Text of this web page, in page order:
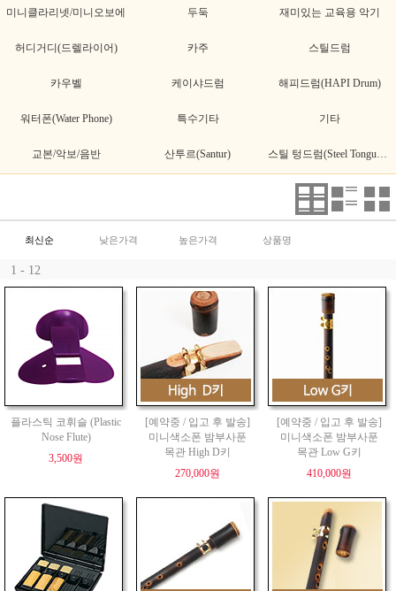
미니클라리넷/미니오보에 두둑 재미있는 교육용 악기
허디거디(드렐라이어) 카주 스틸드럼
카우벨 케이샤드럼 해피드럼(HAPI Drum)
워터폰(Water Phone) 특수기타 기타
교본/악보/음반 산투르(Santur)
최신순 낮은가격 높은가격 상품명
1 - 12
플라스틱 코휘슬 (Plastic
Nose Flute)
3,500원
[예약중 / 입고 후 발송]
미니색소폰 밤부사푼
목관 High D키
270,000원
[예약중 / 입고 후 발송]
미니색소폰 밤부사푼
목관 Low G키
410,000원